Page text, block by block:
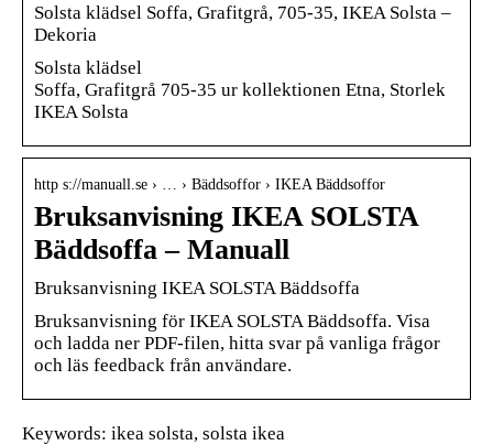
Solsta klädsel Soffa, Grafitgrå, 705-35, IKEA Solsta –
Dekoria
Solsta klädsel
Soffa, Grafitgrå 705-35 ur kollektionen Etna, Storlek
IKEA Solsta
http s://manuall.se › … › Bäddsoffor › IKEA Bäddsoffor
Bruksanvisning IKEA SOLSTA
Bäddsoffa – Manuall
Bruksanvisning IKEA SOLSTA Bäddsoffa
Bruksanvisning för IKEA SOLSTA Bäddsoffa. Visa
och ladda ner PDF-filen, hitta svar på vanliga frågor
och läs feedback från användare.
Keywords: ikea solsta, solsta ikea